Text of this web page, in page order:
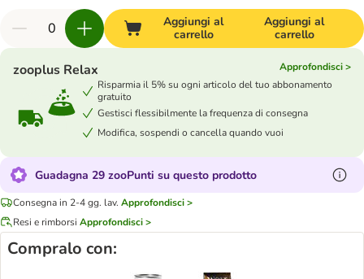
Aggiungi al
carrello
Aggiungi al
carrello
zooplus Relax
Approfondisci >
Risparmia il 5% su ogni articolo del tuo abbonamento
gratuito
Gestisci flessibilmente la frequenza di consegna
Modifica, sospendi o cancella quando vuoi
Guadagna 29 zooPunti su questo prodotto
Consegna in 2-4 gg. lav. Approfondisci >
Resi e rimborsi Approfondisci >
Compralo con: